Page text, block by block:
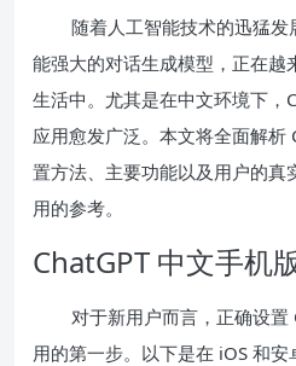
随着人工智能技术的迅猛发
能强大的对话生成模型，正在越
生活中。尤其是在中文环境下，
应用愈发广泛。本文将全面解析
置方法、主要功能以及用户的真
用的参考。
ChatGPT 中文手机
对于新用户而言，正确设置
用的第一步。以下是在 iOS 和安